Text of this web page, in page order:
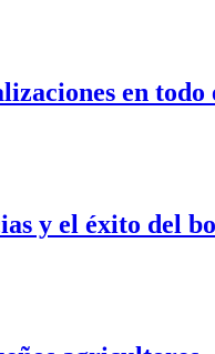
en todo
y el éxito del